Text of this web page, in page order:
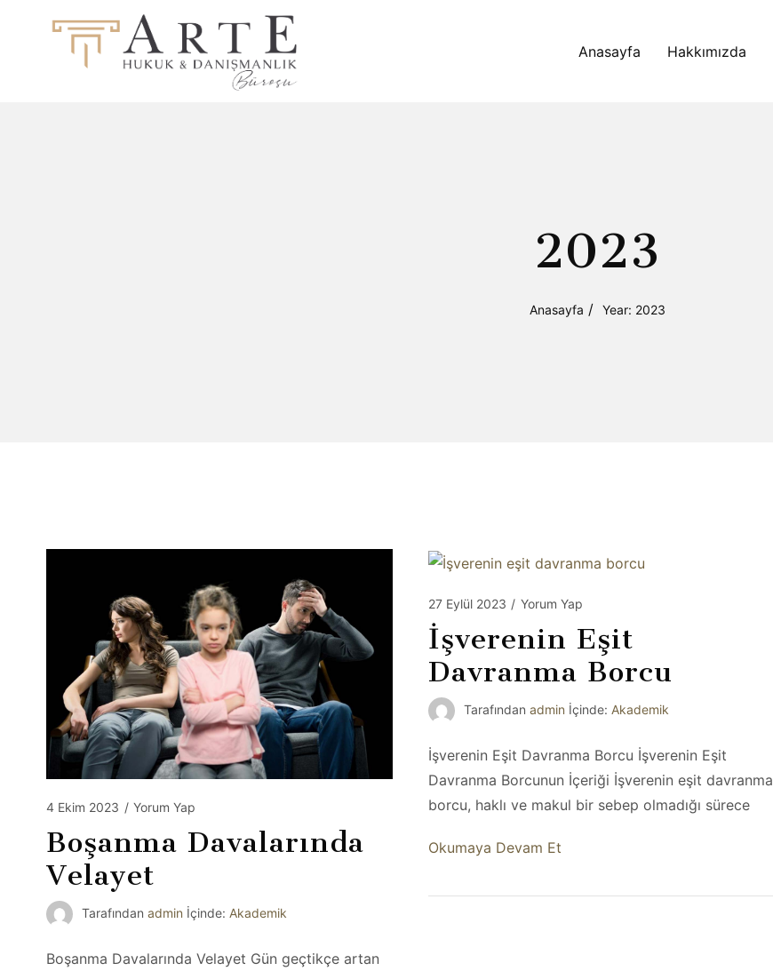
Anasayfa Hakkımızda
2023
Anasayfa Year: 2023
4 Ekim 2023 / Yorum Yap
Boşanma Davalarında
Velayet
Tarafından admin İçinde: Akademik
Boşanma Davalarında Velayet Gün geçtikçe artan
27 Eylül 2023 / Yorum Yap
İşverenin Eşit
Davranma Borcu
Tarafından admin İçinde: Akademik
İşverenin Eşit Davranma Borcu İşverenin Eşit
Davranma Borcunun İçeriği İşverenin eşit davranma
borcu, haklı ve makul bir sebep olmadığı sürece
Okumaya Devam Et